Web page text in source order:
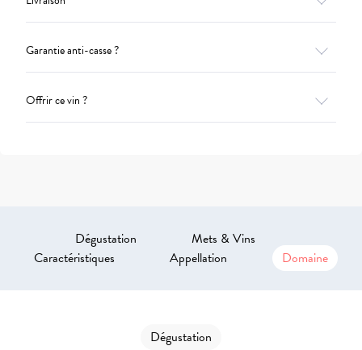
Garantie anti-casse ?
Offrir ce vin ?
Dégustation
Mets & Vins
Caractéristiques
Appellation Domaine
Dégustation